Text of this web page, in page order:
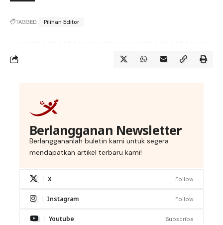
TAGGED: Pilihan Editor
Berlangganan Newsletter
Berlanggananlah buletin kami untuk segera
mendapatkan artikel terbaru kami!
X Follow
Instagram Follow
Youtube Subscribe